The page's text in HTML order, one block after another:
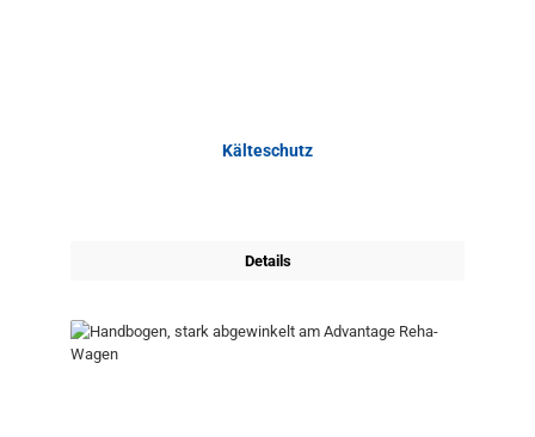
Kälteschutz
Details